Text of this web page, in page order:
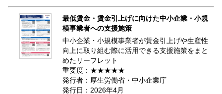
最低賃金・賃金引上げに向けた中小企業・小規
模事業者への支援施策
中小企業・小規模事業者が賃金引上げや生産性
向上に取り組む際に活用できる支援施策をまと
めたリーフレット
重要度：★★★★★
発行者：厚生労働省・中小企業庁
発行日：2026年4月